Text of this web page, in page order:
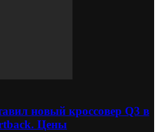
новый кроссовер Q3 в
Цены